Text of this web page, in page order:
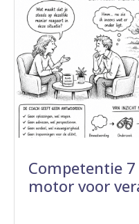
Competentie
motor voor